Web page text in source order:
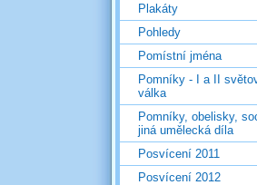
Plakáty
Pohledy
Pomístní jména
Pomníky - I a II
válka
Pomníky, obelisky,
jiná umělecká díla
Posvícení 2011
Posvícení 2012